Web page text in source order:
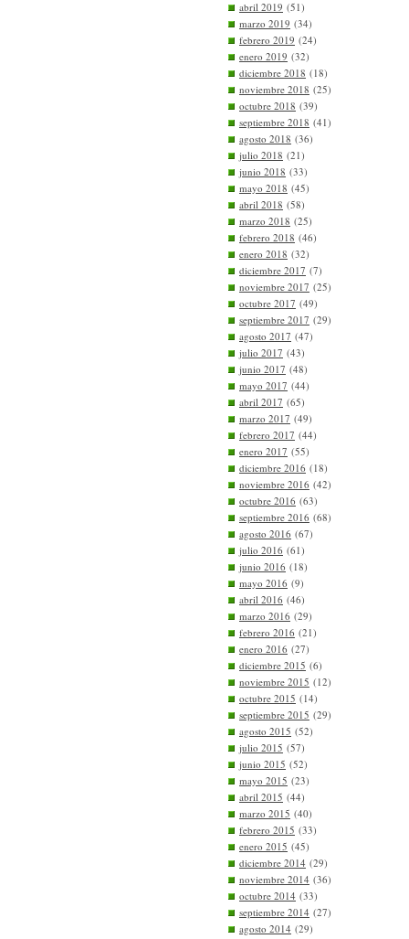
abril 2019 (51)
marzo 2019 (34)
febrero 2019 (24)
enero 2019 (32)
diciembre 2018 (18)
noviembre 2018 (25)
octubre 2018 (39)
septiembre 2018 (41)
agosto 2018 (36)
julio 2018 (21)
junio 2018 (33)
mayo 2018 (45)
abril 2018 (58)
marzo 2018 (25)
febrero 2018 (46)
enero 2018 (32)
diciembre 2017 (7)
noviembre 2017 (25)
octubre 2017 (49)
septiembre 2017 (29)
agosto 2017 (47)
julio 2017 (43)
junio 2017 (48)
mayo 2017 (44)
abril 2017 (65)
marzo 2017 (49)
febrero 2017 (44)
enero 2017 (55)
diciembre 2016 (18)
noviembre 2016 (42)
octubre 2016 (63)
septiembre 2016 (68)
agosto 2016 (67)
julio 2016 (61)
junio 2016 (18)
mayo 2016 (9)
abril 2016 (46)
marzo 2016 (29)
febrero 2016 (21)
enero 2016 (27)
diciembre 2015 (6)
noviembre 2015 (12)
octubre 2015 (14)
septiembre 2015 (29)
agosto 2015 (52)
julio 2015 (57)
junio 2015 (52)
mayo 2015 (23)
abril 2015 (44)
marzo 2015 (40)
febrero 2015 (33)
enero 2015 (45)
diciembre 2014 (29)
noviembre 2014 (36)
octubre 2014 (33)
septiembre 2014 (27)
agosto 2014 (29)